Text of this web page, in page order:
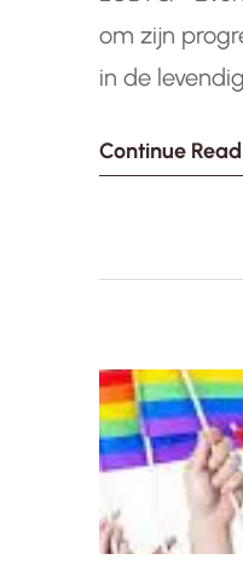
om zijn
in de
bevorderen
Continue